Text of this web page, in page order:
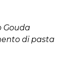
Gouda
di pasta